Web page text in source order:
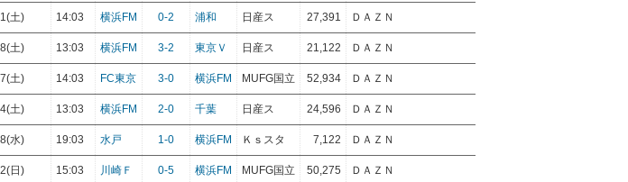
土) 14:03 横浜FM 0-2 浦和 日産ス 27,391 ＤＡＺＮ
土) 13:03 横浜FM 3-2 東京Ｖ 日産ス 21,122 ＤＡＺＮ
土) 14:03 FC東京 3-0 横浜FM MUFG国立 52,934 ＤＡＺＮ
土) 13:03 横浜FM 2-0 千葉 日産ス 24,596 ＤＡＺＮ
水) 19:03 水戸 1-0 横浜FM Ｋｓスタ 7,122 ＤＡＺＮ
日) 15:03 川崎Ｆ 0-5 横浜FM MUFG国立 50,275 ＤＡＺＮ